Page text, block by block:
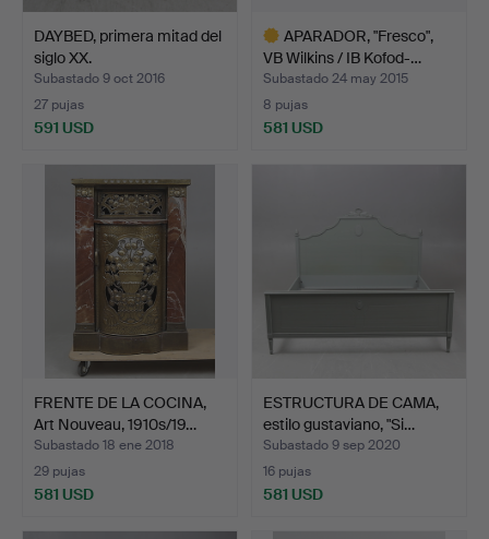
DAYBED, primera mitad del
siglo XX.
Subastado 9 oct 2016
27 pujas
591 USD
APARADOR, "Fresco",
VB Wilkins / IB Kofod-…
Subastado 24 may 2015
8 pujas
581 USD
FRENTE DE LA COCINA,
Art Nouveau, 1910s/19…
Subastado 18 ene 2018
29 pujas
581 USD
ESTRUCTURA DE CAMA,
estilo gustaviano, "Si…
Subastado 9 sep 2020
16 pujas
581 USD